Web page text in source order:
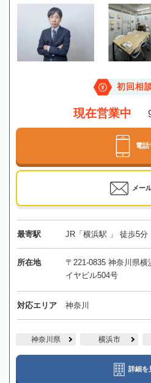
初回相
現在営業中
電話
メー
最寄駅 JR「横浜駅 」 徒歩5分
所在地
〒221-0835 神奈川県
イヤビル504号
対応エリア 神奈川
神奈川県 横浜市
詳細を